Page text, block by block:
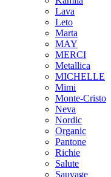
Lava
Leto
Marta
MAY
MERCI
Metallica
MICHELLE
Mimi
Monte-Cristo
Neva
Nordic
Organic
Pantone
Richie
Salute
Sauvage